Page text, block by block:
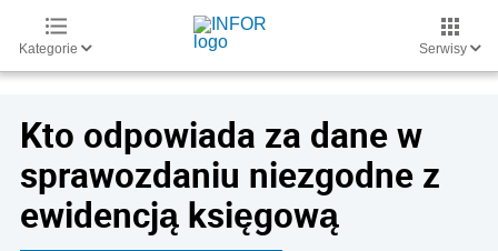
Kategorie Serwisy
Kto odpowiada za dane w
sprawozdaniu niezgodne z
ewidencją księgową